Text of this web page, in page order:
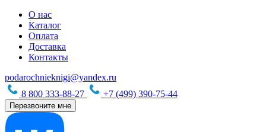
О нас
Каталог
Оплата
Доставка
Контакты
podarochnieknigi@yandex.ru
8 800 333-88-27
+7 (499) 390-75-44
Перезвоните мне